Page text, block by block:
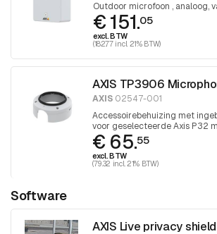
Outdoor microfoon , analoog,
€ 151.05
excl. BTW
(182.77 incl. 21% BTW)
AXIS TP3906
AXIS 02547-001
Accessoirebehuizing met
voor geselecteerde Axis P32
€ 65.55
excl. BTW
(79.32 incl. 21% BTW)
Software
AXIS Live privacy shield